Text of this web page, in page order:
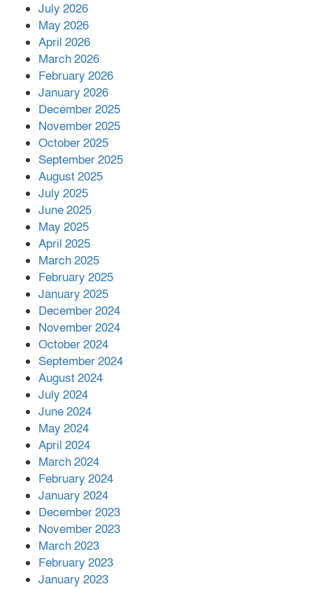
পর ফোন তারেক রহমানের,গ্যাস সঙ্কট
সহায়তা দিলেন সাচিং প্রু জেরী
July 2026
May 2026
April 2026
March 2026
February 2026
January 2026
December 2025
November 2025
October 2025
September 2025
August 2025
July 2025
June 2025
May 2025
April 2025
March 2025
February 2025
January 2025
December 2024
November 2024
October 2024
September 2024
August 2024
July 2024
June 2024
May 2024
April 2024
March 2024
February 2024
January 2024
December 2023
November 2023
March 2023
February 2023
January 2023